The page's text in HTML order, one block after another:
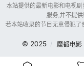
本站提供的最新电影和电视
服务,并不提
若本站收录的节目无意侵犯
© 2025 魔都电影